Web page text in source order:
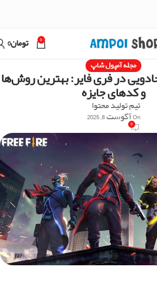
0 تومان0
مجله آمپول شاپ
در فری فایر: بهترین روش‌ها
و کدهای جایزه
تیم تولید محتوا
On آگوست 8, 2025
0